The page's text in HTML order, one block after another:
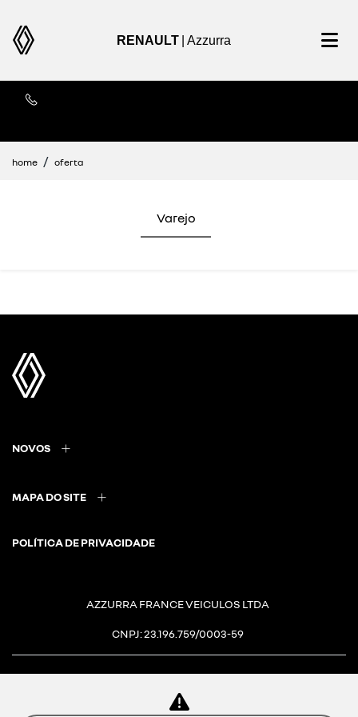
RENAULT | Azzurra
home oferta
Varejo
NOVOS
MAPA DO SITE
POLÍTICA DE PRIVACIDADE
AZZURRA FRANCE VEICULOS LTDA
CNPJ: 23.196.759/0003-59